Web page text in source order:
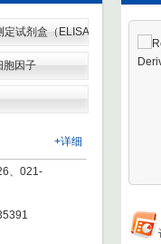
定试剂盒（ELISA
胞因子
+详细
、021-